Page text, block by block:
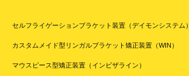
セルフライゲーションブラケット装置（デイモンシステム）
カスタムメイド型リンガルブラケット矯正装置（WIN）
マウスピース型矯正装置（インビザライン）